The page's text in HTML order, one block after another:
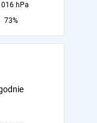
hPa
73%